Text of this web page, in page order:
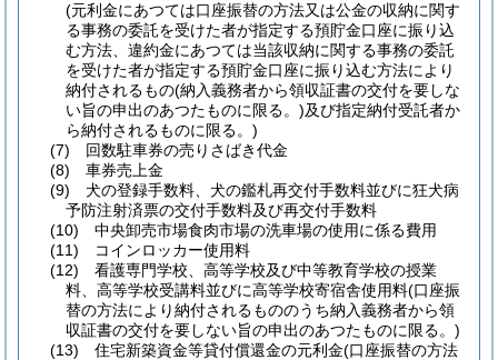
(元利金にあつては口座振替の方法又は公金の収納に関す
る事務の委託を受けた者が指定する預貯金口座に振り込
む方法、違約金にあつては当該収納に関する事務の委託
を受けた者が指定する預貯金口座に振り込む方法により
納付されるもの(納入義務者から領収証書の交付を要しな
い旨の申出のあつたものに限る。)及び指定納付受託者か
ら納付されるものに限る。)
(7)
回数駐車券の売りさばき代金
(8)
車券売上金
(9)
犬の登録手数料、犬の鑑札再交付手数料並びに狂犬病
予防注射済票の交付手数料及び再交付手数料
(10)
中央卸売市場食肉市場の洗車場の使用に係る費用
(11)
コインロッカー使用料
(12)
看護専門学校、高等学校及び中等教育学校の授業
料、高等学校受講料並びに高等学校寄宿舎使用料(口座振
替の方法により納付されるもののうち納入義務者から領
収証書の交付を要しない旨の申出のあつたものに限る。)
(13)
住宅新築資金等貸付償還金の元利金(口座振替の方法